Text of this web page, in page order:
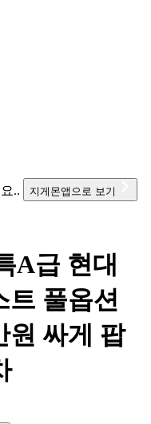
.. 지게몬앱으로 보기
A급 현대
트 풀옵션
원 싸게 팝